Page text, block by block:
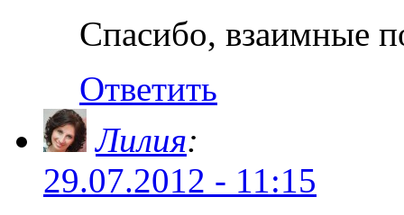
Спасибо, взаимные
Ответить
Лилия:
29.07.2012 - 11:15